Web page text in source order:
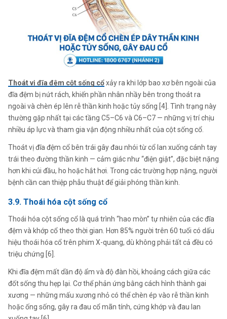
Thoát vị đĩa đệm cột sống cổxảy ra khi lớp bao xơ bên ngoài của
đĩa đệm bị nứt rách, khiến phần nhân nhầy bên trong thoát ra
ngoài và chèn ép lên rễ thần kinh hoặc tủy sống [4]. Tình trạng này
thường gặp nhất tại các tầng C5–C6 và C6–C7 — những vị trí chịu
nhiều áp lực và tham gia vận động nhiều nhất của cột sống cổ.
Thoát vị đĩa đệm cổ bên trái gây đau nhói từ cổ lan xuống cánh tay
trái theo đường thần kinh — cảm giác như “điện giật”, đặc biệt nặng
hơn khi cúi đầu, ho hoặc hắt hơi. Trong các trường hợp nặng, người
bệnh cần can thiệp phẫu thuật để giải phóng thần kinh.
3.9. Thoái hóa cột sống cổ
Thoái hóa cột sống cổ là quá trình “hao mòn” tự nhiên của các đĩa
đệm và khớp cổ theo thời gian. Hơn 85% người trên 60 tuổi có dấu
hiệu thoái hóa cổ trên phim X-quang, dù không phải tất cả đều có
triệu chứng [6].
Khi đĩa đệm mất dần độ ẩm và độ đàn hồi, khoảng cách giữa các
đốt sống thu hẹp lại. Cơ thể phản ứng bằng cách hình thành gai
xương — những mấu xương nhỏ có thể chèn ép vào rễ thần kinh
hoặc ống sống, gây ra đau cổ mãn tính, cứng khớp và đau lan